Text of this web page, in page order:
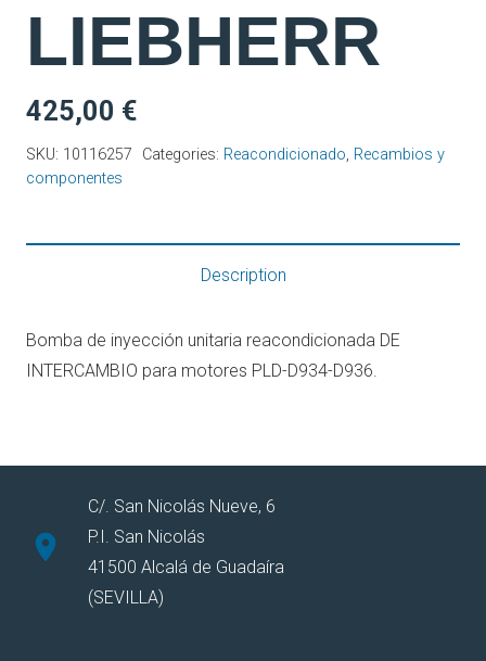
LIEBHERR
425,00 €
SKU: 10116257 Categories: Reacondicionado, Recambios y
componentes
Description
Bomba de inyección unitaria reacondicionada DE
INTERCAMBIO para motores PLD-D934-D936.
location_on
C/. San Nicolás Nueve, 6
P.I. San Nicolás
41500 Alcalá de Guadaíra
(SEVILLA)